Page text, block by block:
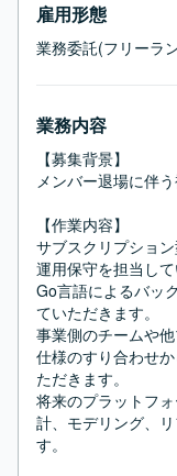
雇用形態
業務委託(フリーラ
業務内容
【募集背景】
メンバー退場に伴う
【作業内容】
サブスクリプショ
運用保守を担当して
Go言語によるバッ
ていただきます。
事業側のチームや
仕様のすり合わせ
ただきます。
将来のプラットフ
計、モデリング、
す。